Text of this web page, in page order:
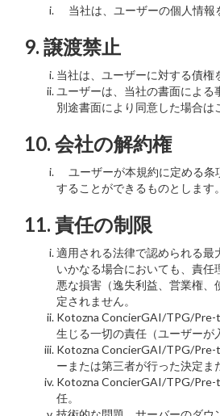
当社は、ユーザーの個人情報
9. 譲渡禁止
当社は、ユーザーに対する債権
ユーザーは、当社の書面によ
別途書面により同意した場合は
10. 会社の解約権
ユーザーが本規約に定める条
することができるものとします。
11. 責任の制限
適用される法律で認められる最
いかなる場合においても、責
悪な損害（逸失利益、営業権
定されません。
Kotozna ConcierGAI/TPG/Pre-
生じる一切の責任（ユーザーが
Kotozna ConcierGAI/TPG/Pre-
ーまたは第三者が行った決定ま
Kotozna ConcierGAI/TPG/Pre-
任。